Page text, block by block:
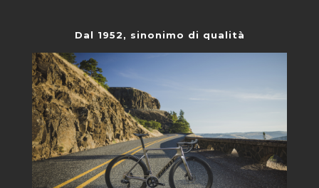
Dal 1952, sinonimo di qualità